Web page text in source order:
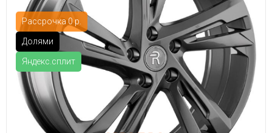
Рассрочка 0 р.
Долями
Яндекс.сплит